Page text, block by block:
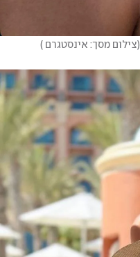
(צילום מסך: אינסטגרם )